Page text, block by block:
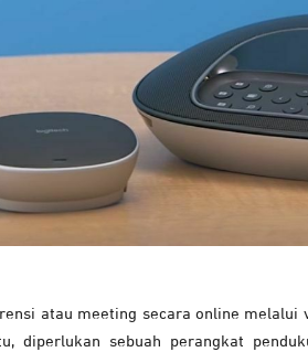
atau meeting secara online
diperlukan sebuah perangkat